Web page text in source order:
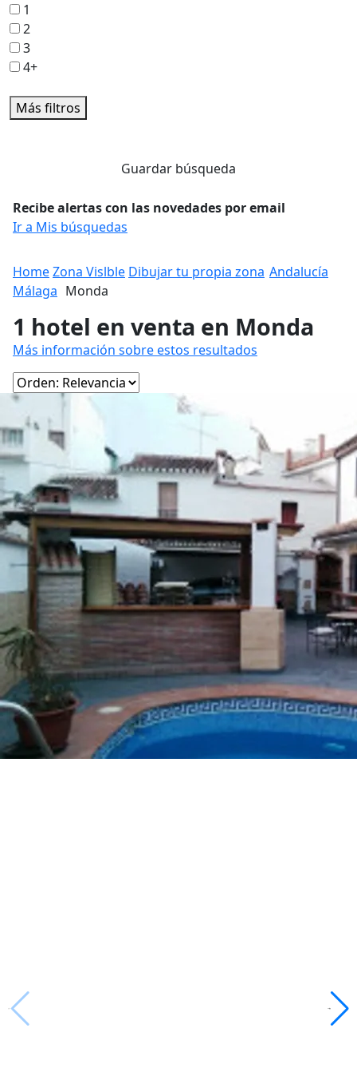
1
2
3
4+
Más filtros
Guardar búsqueda
Recibe alertas con las novedades por email
Ir a Mis búsquedas
HomeZona Vislble Dibujar tu propia zona Andalucía
Málaga Monda
1 hotel en venta en Monda
Más información sobre estos resultados